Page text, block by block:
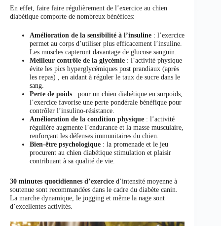
En effet, faire faire régulièrement de l’exercice au chien
diabétique comporte de nombreux bénéfices:
Amélioration de la sensibilité à l’insuline : l’exercice
permet au corps d’utiliser plus efficacement l’insuline.
Les muscles capteront davantage de glucose sanguin.
Meilleur contrôle de la glycémie : l’activité physique
évite les pics hyperglycémiques post prandiaux (après
les repas) , en aidant à réguler le taux de sucre dans le
sang.
Perte de poids : pour un chien diabétique en surpoids,
l’exercice favorise une perte pondérale bénéfique pour
contrôler l’insulino-résistance.
Amélioration de la condition physique : l’activité
régulière augmente l’endurance et la masse musculaire,
renforçant les défenses immunitaires du chien.
Bien-être psychologique : la promenade et le jeu
procurent au chien diabétique stimulation et plaisir
contribuant à sa qualité de vie.
30 minutes quotidiennes d’exercice d’intensité moyenne à
soutenue sont recommandées dans le cadre du diabète canin.
La marche dynamique, le jogging et même la nage sont
d’excellentes activités.